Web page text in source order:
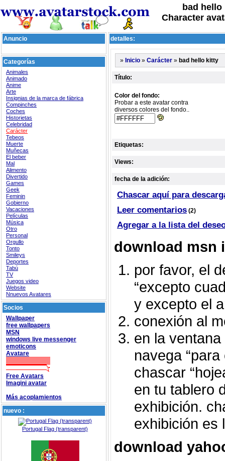
bad
Character
Anuncio
Categorías
Animales
Animado
Anime
Arte
Insignias de la marca de fábrica
Compinches
Coches
Historietas
Celebridad
Carácter
Tebeos
Muerte
Muñecas
El beber
Mal
Alimento
Divertido
Games
Geek
Feminin
Gobierno
Vacaciones
Películas
Música
Otro
Personal
Orgullo
Tonto
Smileys
Deportes
Tabú
TV
Juegos video
Website
Nnuevos Avatares
Socios
Wallpaper
free wallpapers
MSN
windows live messenger
emoticons
Avatare
Free Avatars
Imagini avatar
Más acoplamientos
nuevo :
Portugal Flag (transparent)
detalles:
» Inicio » Carácter » bad hello kitty
Título:
Color del fondo:
Probar a este avatar contra
diversos colores del fondo..
Etiquetas:
Views:
fecha de la adición:
Chascar aquí para
Leer comentarios (2)
Agregar a la lista del
download msn
por favor, el
“excepto
y excepto el
conexión al
en la ventana
navega
chascar
en tu tablero
exhibición.
exhibición es
download